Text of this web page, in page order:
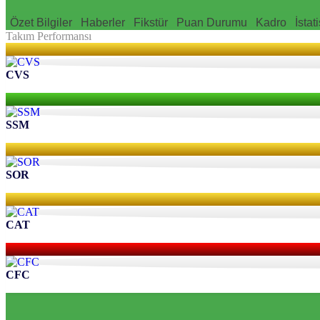
Özet Bilgiler Haberler Fikstür Puan Durumu Kadro
Takım Performansı
CVS
SSM
SOR
CAT
CFC